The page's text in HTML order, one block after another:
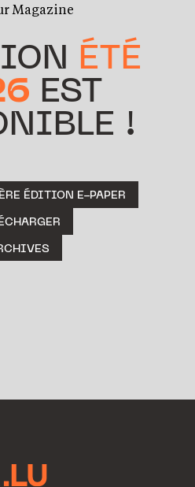
Magazine
ÉTÉ
EST
!
ÉDITION E-PAPER